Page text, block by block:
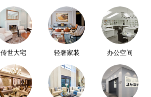
传世大宅 轻奢家装 办公空间